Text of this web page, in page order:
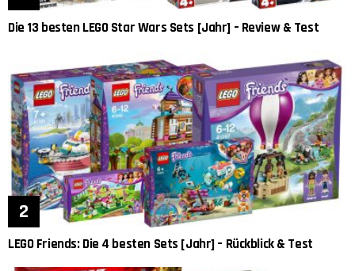
Die 13 besten LEGO Star Wars Sets [Jahr] – Review & Test
LEGO Friends: Die 4 besten Sets [Jahr] – Rückblick & Test